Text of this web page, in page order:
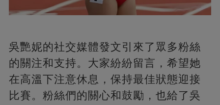
吳艷妮的社交媒體發文引來了眾多粉絲
的關注和支持。大家紛紛留言，希望她
在高溫下注意休息，保持最佳狀態迎接
比賽。粉絲們的關心和鼓勵，也給了吳